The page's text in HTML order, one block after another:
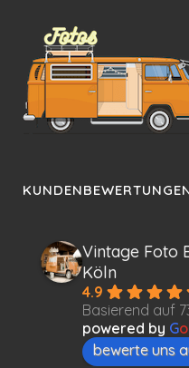
Vintage Foto
Köln
4.9
Basierend auf
powered by Go
bewerte uns